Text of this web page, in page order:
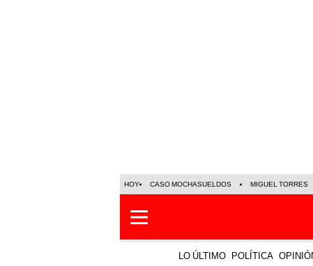
HOY CASO MOCHASUELDOS MIGUEL TORRES
LO ÚLTIMO POLÍTICA